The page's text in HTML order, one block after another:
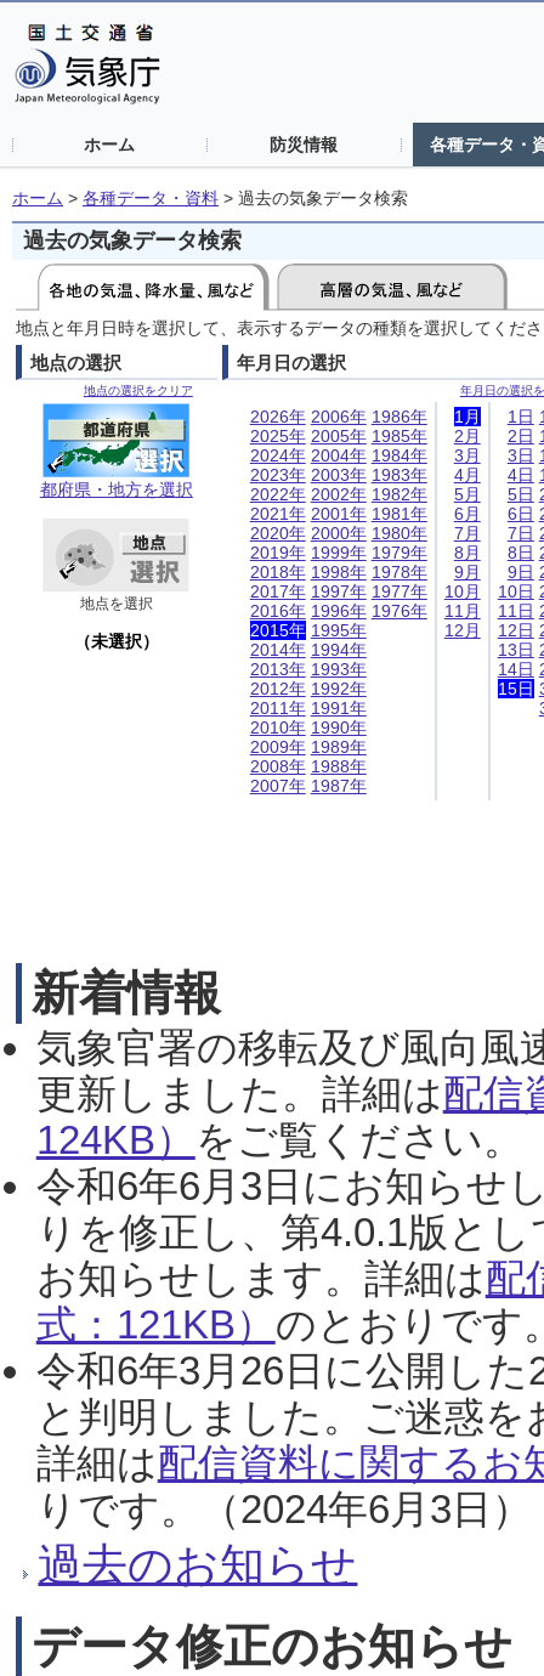
ホーム 防災情報 各種データ・
ホーム > 各種データ・資料 > 過去の気象データ検索
過去の気象データ検索
地点と年月日時を選択して、表示するデータの種類を選択してくだ
地点の選択
地点の選択をクリア
都府県・地方を選択
地点を選択
（未選択）
年月日の選択
年月日の選択
2026年
2025年
2024年
2023年
2022年
2021年
2020年
2019年
2018年
2017年
2016年
2015年
2014年
2013年
2012年
2011年
2010年
2009年
2008年
2007年
2006年
2005年
2004年
2003年
2002年
2001年
2000年
1999年
1998年
1997年
1996年
1995年
1994年
1993年
1992年
1991年
1990年
1989年
1988年
1987年
1986年
1985年
1984年
1983年
1982年
1981年
1980年
1979年
1978年
1977年
1976年
1月
2月
3月
4月
5月
6月
7月
8月
9月
10月
11月
12月
1日
2日
3日
4日
5日
6日
7日
8日
9日
10日
11日
12日
13日
14日
15日
新着情報
気象官署の移転及び風向風
更新しました。詳細は配信
124KB） をご覧ください。
令和6年6月3日にお知らせ
りを修正し、第4.0.1版と
お知らせします。詳細は配
式：121KB） のとおりです
令和6年3月26日に公開し
と判明しました。ご迷惑
詳細は配信資料に関するお
りです。（2024年6月3日）
過去のお知らせ
データ修正のお知らせ